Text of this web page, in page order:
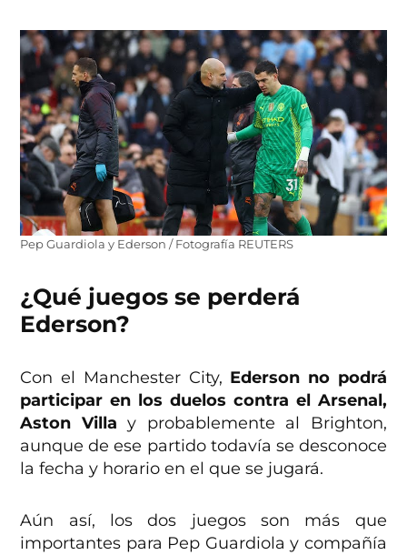
Pep Guardiola y Ederson / Fotografía REUTERS
¿Qué juegos se perderá
Ederson?
Con el Manchester City, Ederson no podrá
participar en los duelos contra el Arsenal,
Aston Villa y probablemente al Brighton,
aunque de ese partido todavía se desconoce
la fecha y horario en el que se jugará.
Aún así, los dos juegos son más que
importantes para Pep Guardiola y compañía